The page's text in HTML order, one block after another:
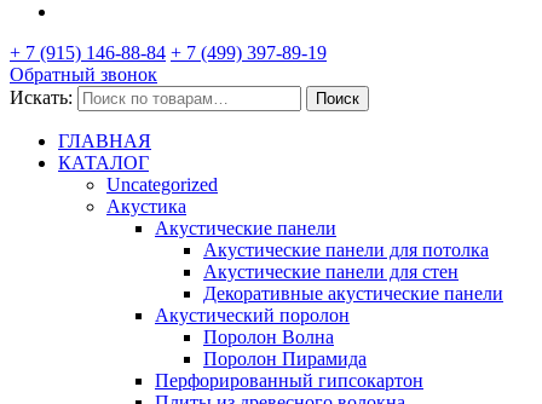
+ 7 (915) 146-88-84 + 7 (499) 397-89-19
Обратный звонок
Искать:
Поиск
ГЛАВНАЯ
КАТАЛОГ
Uncategorized
Акустика
Акустические панели
Акустические панели для потолка
Акустические панели для стен
Декоративные акустические панели
Акустический поролон
Поролон Волна
Поролон Пирамида
Перфорированный гипсокартон